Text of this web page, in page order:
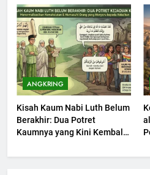
ANGKRING
Kisah Kaum Nabi Luth Belum
Berakhir: Dua Potret
Kaumnya yang Kini Kembali
KHUTBAH
3
Khutbah
dalam
KHUTBAH
Khutbah